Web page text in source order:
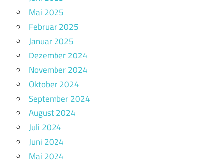
Mai 2025
Februar 2025
Januar 2025
Dezember 2024
November 2024
Oktober 2024
September 2024
August 2024
Juli 2024
Juni 2024
Mai 2024